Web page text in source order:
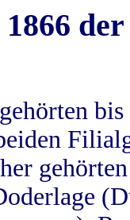
1866